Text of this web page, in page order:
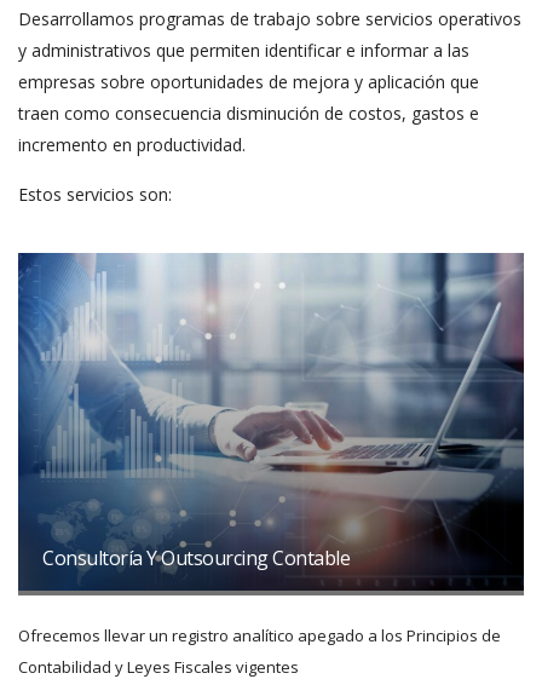
Desarrollamos programas de trabajo sobre servicios operativos
y administrativos que permiten identificar e informar a las
empresas sobre oportunidades de mejora y aplicación que
traen como consecuencia disminución de costos, gastos e
incremento en productividad.
Estos servicios son:
Consultoría Y Outsourcing Contable
Ofrecemos llevar un registro analítico apegado a los Principios de
Contabilidad y Leyes Fiscales vigentes